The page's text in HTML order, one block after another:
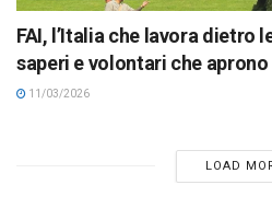
FAI, l’Italia che lavora dietro
saperi e volontari che
11/03/2026
LOAD